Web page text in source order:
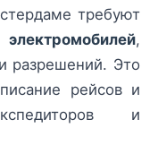
требуют
электромобилей,
разрешений. Это
рейсов и
и